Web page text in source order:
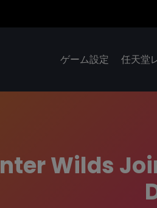
ゲーム設定 任天堂
Wilds